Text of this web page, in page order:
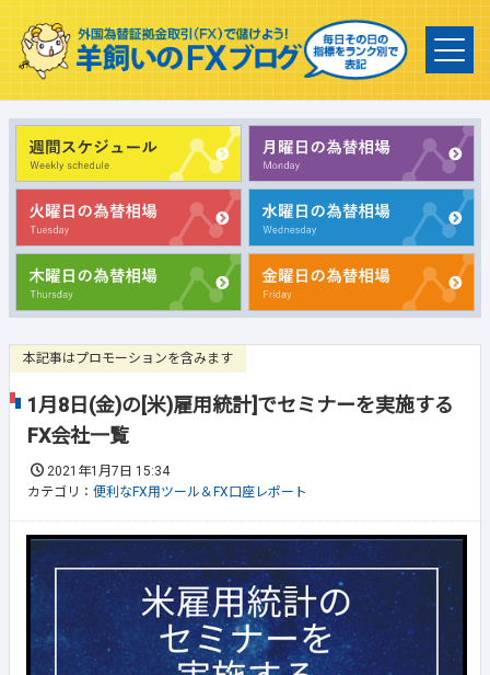
本記事はプロモーションを含みます
1月8日(金)の[米)雇用統計]でセミナーを実施する
FX会社一覧
2021年1月7日 15:34
カテゴリ： 便利なFX用ツール＆FX口座レポート